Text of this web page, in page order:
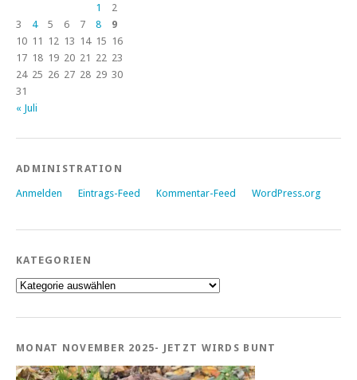
1
2
3
4 5 6 7 8
9
10 11 12 13 14 15 16
17 18 19 20 21 22 23
24 25 26 27 28 29 30
31
« Juli
ADMINISTRATION
Anmelden Eintrags-Feed Kommentar-Feed WordPress.org
KATEGORIEN
Kategorien
MONAT NOVEMBER 2025- JETZT WIRDS BUNT